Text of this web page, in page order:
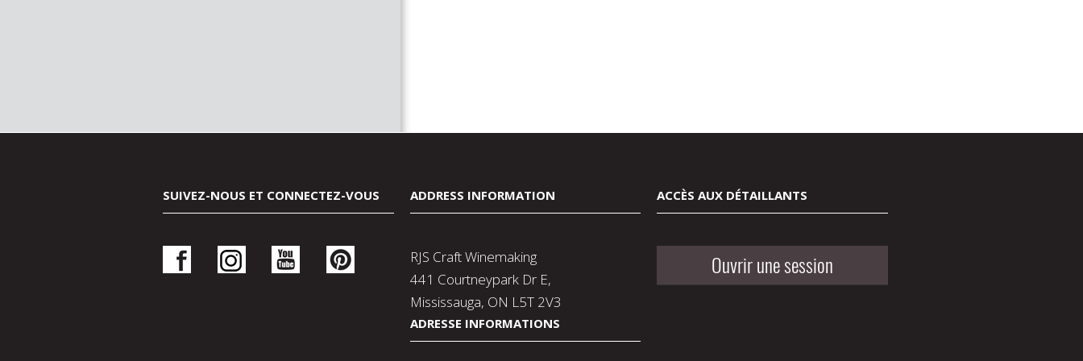
SUIVEZ-NOUS ET CONNECTEZ-VOUS ADDRESS INFORMATION
RJS Craft Winemaking
441 Courtneypark Dr E,
Mississauga, ON L5T 2V3
ADRESSE INFORMATIONS
ACCÈS AUX DÉTAILLANTS
Ouvrir une session